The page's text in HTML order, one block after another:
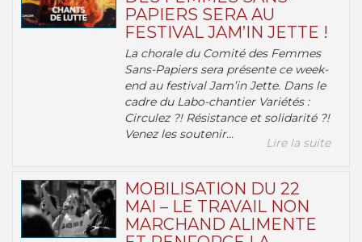
PAPIERS SERA AU
FESTIVAL JAM’IN JETTE !
La chorale du Comité des Femmes
Sans-Papiers sera présente ce week-
end au festival Jam’in Jette. Dans le
cadre du Labo-chantier Variétés :
Circulez ?! Résistance et solidarité ?!
Venez les soutenir...
Lire la suite
MOBILISATION DU 22
MAI – LE TRAVAIL NON
MARCHAND ALIMENTE